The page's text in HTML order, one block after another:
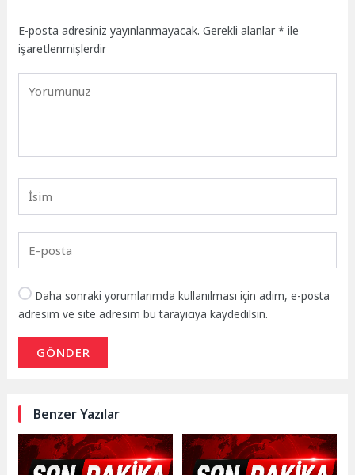
E-posta adresiniz yayınlanmayacak. Gerekli alanlar* ile
işaretlenmişlerdir
Daha sonraki yorumlarımda kullanılması için adım, e-posta
adresim ve site adresim bu tarayıcıya kaydedilsin.
GÖNDER
Benzer Yazılar